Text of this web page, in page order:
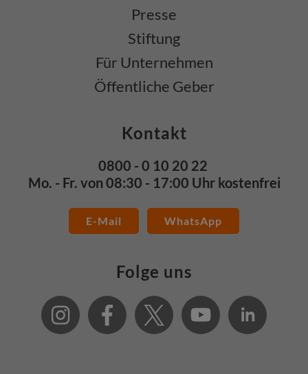
Presse
Stiftung
Für Unternehmen
Öffentliche Geber
Kontakt
0800 - 0 10 20 22
Mo. - Fr. von 08:30 - 17:00 Uhr kostenfrei
E-Mail WhatsApp
Folge uns